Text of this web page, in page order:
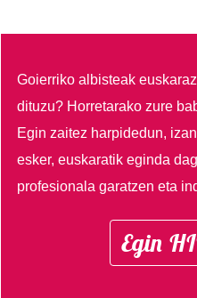
Goierriko albisteak
dituzu? Horretarako zure
Egin zaitez harpidedun,
esker, euskaratik eginda
profesionala garatzen eta
Egin